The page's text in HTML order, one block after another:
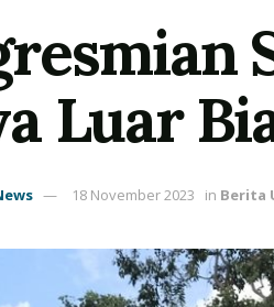
Luar
18 November 2023 in Berita